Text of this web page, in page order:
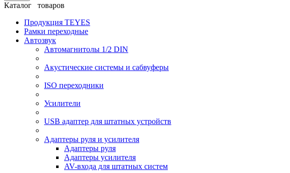
Каталог товаров
Продукция TEYES
Рамки переходные
Автозвук
Автомагнитолы 1/2 DIN
Акустические системы и сабвуферы
ISO переходники
Усилители
USB адаптер для штатных устройств
Адаптеры руля и усилителя
Адаптеры руля
Адаптеры усилителя
AV-входа для штатных систем